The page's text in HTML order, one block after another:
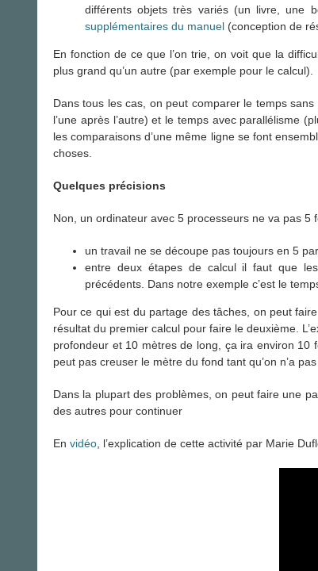
différents objets très variés (un livre, une
supplémentaires du manuel (conception de
En fonction de ce que l’on trie, on voit que la
plus grand qu’un autre (par exemple pour le calcul).
Dans tous les cas, on peut comparer le temps
l’une après l’autre) et le temps avec parallélisme
les comparaisons d’une même ligne se font
choses.
Quelques précisions
Non, un ordinateur avec 5 processeurs ne va pas 5
un travail ne se découpe pas toujours en 5
entre deux étapes de calcul il faut que
précédents. Dans notre exemple c’est le
Pour ce qui est du partage des tâches, on peut
résultat du premier calcul pour faire le deuxième.
profondeur et 10 mètres de long, ça ira environ 10
peut pas creuser le mètre du fond tant qu’on n’a
Dans la plupart des problèmes, on peut faire une
des autres pour continuer
En vidéo , l’explication de cette activité par Marie